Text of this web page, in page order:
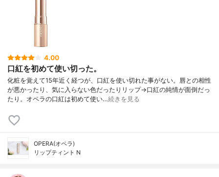
4.00
口紅を初めて使い切った。
化粧を覚えて15年近く経つが、口紅を使い切れた事がない。唇との相性
が悪かったり、気に入らない色だったりリップ→口紅の純情が面倒だっ
たり。オペラの口紅は初めて使い…続きを見る
OPERA(オペラ)
リップティント N